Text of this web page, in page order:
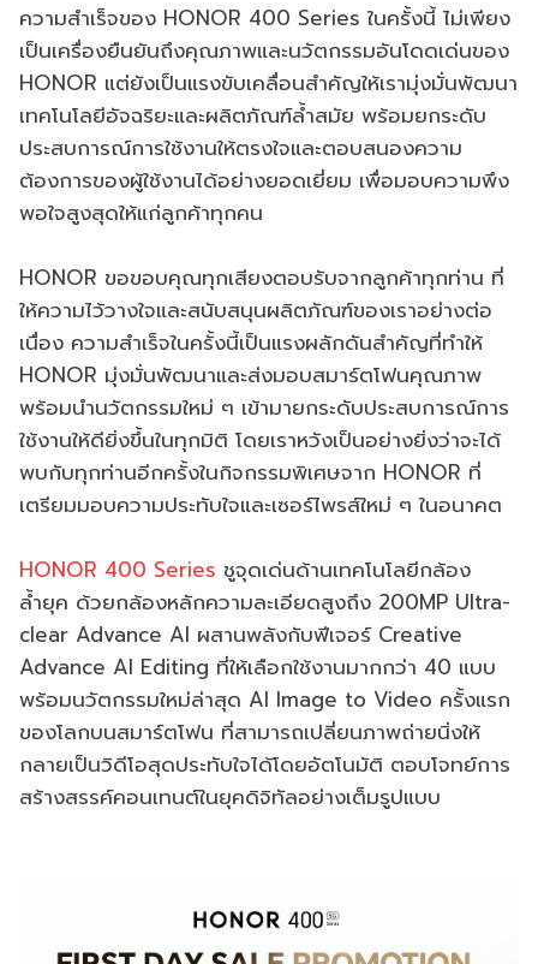
ความสำเร็จของ HONOR 400 Series ในครั้งนี้ ไม่เพียง
เป็นเครื่องยืนยันถึงคุณภาพและนวัตกรรมอันโดดเด่นของ
HONOR แต่ยังเป็นแรงขับเคลื่อนสำคัญให้เรามุ่งมั่นพัฒนา
เทคโนโลยีอัจฉริยะและผลิตภัณฑ์ล้ำสมัย พร้อมยกระดับ
ประสบการณ์การใช้งานให้ตรงใจและตอบสนองความ
ต้องการของผู้ใช้งานได้อย่างยอดเยี่ยม เพื่อมอบความพึง
พอใจสูงสุดให้แก่ลูกค้าทุกคน
HONOR ขอขอบคุณทุกเสียงตอบรับจากลูกค้าทุกท่าน ที่
ให้ความไว้วางใจและสนับสนุนผลิตภัณฑ์ของเราอย่างต่อ
เนื่อง ความสำเร็จในครั้งนี้เป็นแรงผลักดันสำคัญที่ทำให้
HONOR มุ่งมั่นพัฒนาและส่งมอบสมาร์ตโฟนคุณภาพ
พร้อมนำนวัตกรรมใหม่ ๆ เข้ามายกระดับประสบการณ์การ
ใช้งานให้ดียิ่งขึ้นในทุกมิติ โดยเราหวังเป็นอย่างยิ่งว่าจะได้
พบกับทุกท่านอีกครั้งในกิจกรรมพิเศษจาก HONOR ที่
เตรียมมอบความประทับใจและเซอร์ไพรส์ใหม่ ๆ ในอนาคต
HONOR 400 Series ชูจุดเด่นด้านเทคโนโลยีกล้อง
ล้ำยุค ด้วยกล้องหลักความละเอียดสูงถึง 200MP Ultra-
clear Advance AI ผสานพลังกับฟีเจอร์ Creative
Advance AI Editing ที่ให้เลือกใช้งานมากกว่า 40 แบบ
พร้อมนวัตกรรมใหม่ล่าสุด AI Image to Video ครั้งแรก
ของโลกบนสมาร์ตโฟน ที่สามารถเปลี่ยนภาพถ่ายนิ่งให้
กลายเป็นวิดีโอสุดประทับใจได้โดยอัตโนมัติ ตอบโจทย์การ
สร้างสรรค์คอนเทนต์ในยุคดิจิทัลอย่างเต็มรูปแบบ